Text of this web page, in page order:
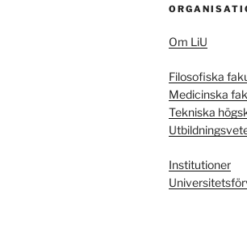
Om LiU
Filosofiska
Medicinska
Tekniska
Institutioner